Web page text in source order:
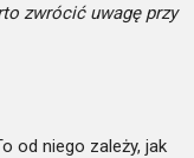
zwrócić uwagę przy
od niego zależy, jak